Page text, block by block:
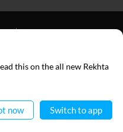
All rights reserved.
this on the all new Rekhta
now Switch to app